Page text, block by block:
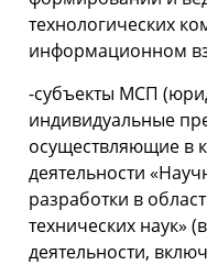
технологических
информационном
-субъекты МСП
индивидуальные
осуществляющие в
деятельности
разработки в
технических наук»
деятельности,